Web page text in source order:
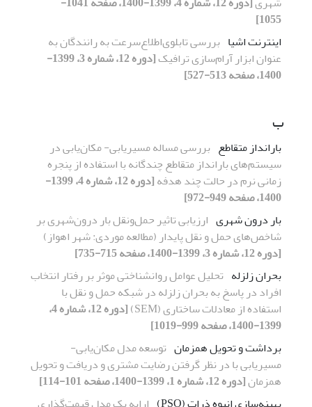
1055]
اینترنت اشیا بررسی تابلوی‌اطلاع‌‌سرعت به رانندگان به
عنوان ابزار آرام‌سازی ترافیک
[دوره 12، شماره 3، 1399-
1400، صفحه 513-527]
ب
بارانداز متقاطع بررسی مساله مسیریابی- مکان‌یابی در
سیستم‌های بارانداز متقاطع چندگانه با استفاده از پنجره
زمانی نرم در حالت چند هدفه
[دوره 12، شماره 4، 1399-
1400، صفحه 949-972]
بار درون شهری ارزیابی تاثیر حمل‌ونقل بار درون‌شهری بر
شاخص‌های حمل و نقل پایدار (مطالعه موردی: شهر اهواز)
[دوره 12، شماره 3، 1399-1400، صفحه 715-735]
بحران زلزله تحلیل عوامل روانشناختی موثر بر رفتار انتخاب
افراد در پاسخ به بحران زلزله در شبکه حمل و نقل با
استفاده از معادلات ساختاری (SEM)
[دوره 12، شماره 4،
1399-1400، صفحه 999-1019]
برداشت و تحویل همزمان توسعه مدل مکان‌یابی-
مسیریابی با در نظر گرفتن رضایت مشتری و دریافت و تحویل
همزمان[دوره 12، شماره 1، 1399-1400، صفحه 101-114]